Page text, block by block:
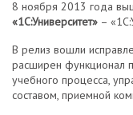
8 ноября 2013 года
«1С:Университет» –
В релиз вошли
расширен функционал
учебного процесса,
составом, приемной